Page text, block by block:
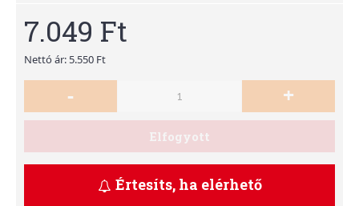
7.049 Ft
Nettó ár: 5.550 Ft
- +
Elfogyott
Értesíts, ha elérhető